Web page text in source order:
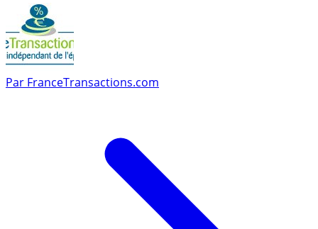
Par FranceTransactions.com